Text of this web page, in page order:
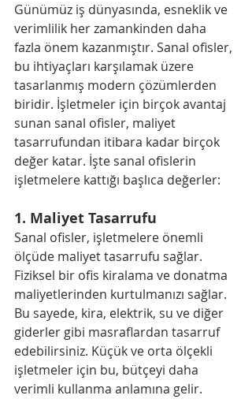
Günümüz iş dünyasında, esneklik ve
verimlilik her zamankinden daha
fazla önem kazanmıştır. Sanal ofisler,
bu ihtiyaçları karşılamak üzere
tasarlanmış modern çözümlerden
biridir. İşletmeler için birçok avantaj
sunan sanal ofisler, maliyet
tasarrufundan itibara kadar birçok
değer katar. İşte sanal ofislerin
işletmelere kattığı başlıca değerler:
1. Maliyet Tasarrufu
Sanal ofisler, işletmelere önemli
ölçüde maliyet tasarrufu sağlar.
Fiziksel bir ofis kiralama ve donatma
maliyetlerinden kurtulmanızı sağlar.
Bu sayede, kira, elektrik, su ve diğer
giderler gibi masraflardan tasarruf
edebilirsiniz. Küçük ve orta ölçekli
işletmeler için bu, bütçeyi daha
verimli kullanma anlamına gelir.